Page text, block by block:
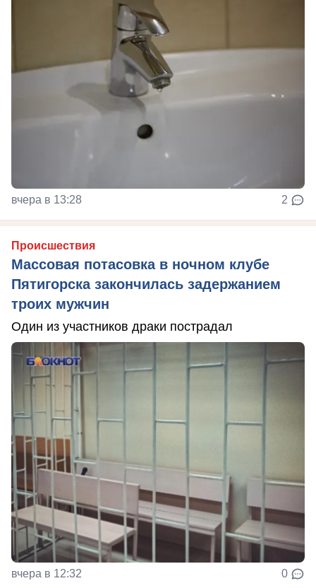
вчера в 13:28 2
Происшествия
Массовая потасовка в ночном клубе
Пятигорска закончилась задержанием
троих мужчин
Один из участников драки пострадал
вчера в 12:32 0